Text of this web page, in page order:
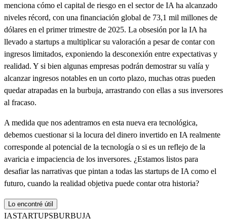
menciona cómo el capital de riesgo en el sector de IA ha alcanzado
niveles récord, con una financiación global de 73,1 mil millones de
dólares en el primer trimestre de 2025. La obsesión por la IA ha
llevado a startups a multiplicar su valoración a pesar de contar con
ingresos limitados, exponiendo la desconexión entre expectativas y
realidad. Y si bien algunas empresas podrán demostrar su valía y
alcanzar ingresos notables en un corto plazo, muchas otras pueden
quedar atrapadas en la burbuja, arrastrando con ellas a sus inversores
al fracaso.
A medida que nos adentramos en esta nueva era tecnológica,
debemos cuestionar si la locura del dinero invertido en IA realmente
corresponde al potencial de la tecnología o si es un reflejo de la
avaricia e impaciencia de los inversores. ¿Estamos listos para
desafiar las narrativas que pintan a todas las startups de IA como el
futuro, cuando la realidad objetiva puede contar otra historia?
Lo encontré útil
IASTARTUPSBURBUJA